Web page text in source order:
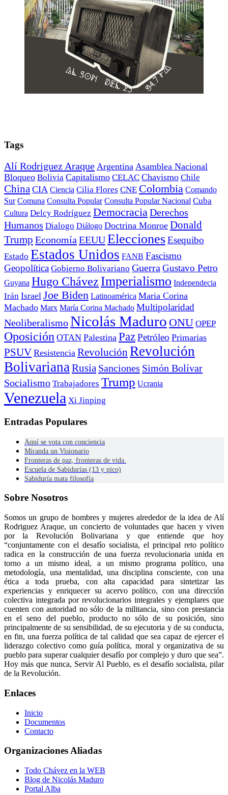
Tags
Alí Rodriguez Araque Argentina Asamblea Nacional
Bloqueo Bolivia Capitalismo CELAC Chavismo Chile
China CIA Ciencia Cilia Flores CNE Colombia Comando
Sur Comuna Consulta Popular Consulta Popular Nacional Cuba
Cultura Delcy Rodríguez DemocraciaDerechos
Humanos Dialogo Diálogo Doctrina Monroe Donald
Trump Economía EEUUEleccionesEsequibo
Estado Estados Unidos FANB Fascismo
Geopolítica Gobierno Bolivariano GuerraGustavo Petro
Guyana Hugo Chávez Imperialismo Independecia
Irán Israel Joe Biden Latinoamérica Maria Corina
Machado Marx María Corina Machado Multipolaridad
NeoliberalismoNicolás Maduro ONU OPEP
Oposición OTAN Palestina PazPetróleo Primarias
PSUV Resistencia Revolución Revolución
BolivarianaRusia Sanciones Simón Bolívar
Socialismo Trabajadores Trump Ucrania
Venezuela Xi Jinping
Entradas Populares
Aquí se vota con conciencia
Miranda un Visionario
Fronteras de paz, fronteras de vida.
Escuela de Sabidurías (13 y pico)
Sabiduría mata filosofía
Sobre Nosotros
Somos un grupo de hombres y mujeres alrededor de la idea de Alí
Rodriguez Araque, un concierto de voluntades que hacen y viven
por la Revolución Bolivariana y que entiende que hoy
“conjuntamente con el desafío socialista, el principal reto político
radica en la construcción de una fuerza revolucionaria unida en
torno a un mismo ideal, a un mismo programa político, una
metodología, una mentalidad, una disciplina consciente, con una
ética a toda prueba, con alta capacidad para sintetizar las
experiencias y enriquecer su acervo político, con una dirección
colectiva integrada por revolucionarios integrales y ejemplares que
cuenten con autoridad no sólo de la militancia, sino con prestancia
en el seno del pueblo, producto no sólo de su posición, sino
principalmente de su sensibilidad, de su ejecutoria y de su conducta,
en fin, una fuerza política de tal calidad que sea capaz de ejercer el
liderazgo colectivo como guía política, moral y organizativa de su
pueblo para superar cualquier desafío por complejo y duro que sea”.
Hoy más que nunca, Servir Al Pueblo, es el desafío socialista, pilar
de la Revolución.
Enlaces
Inicio
Documentos
Contacto
Organizaciones Aliadas
Todo Chávez en la WEB
Blog de Nicolás Maduro
Portal Alba